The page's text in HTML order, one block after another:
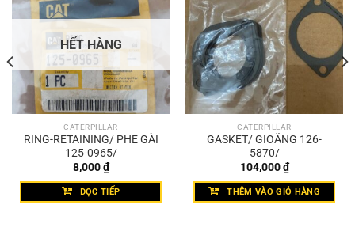
HẾT HÀNG
CATERPILLAR
RING-RETAINING/ PHE GÀI
125-0965/
8,000₫
ĐỌC TIẾP
CATERPILLAR
GASKET/ GIOĂNG 126-
5870/
104,000₫
THÊM VÀO GIỎ HÀNG